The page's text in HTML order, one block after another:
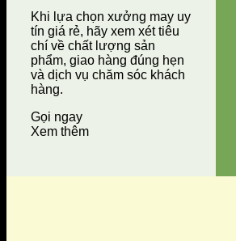
Khi lựa chọn xưởng may uy
tín giá rẻ, hãy xem xét tiêu
chí về chất lượng sản
phẩm, giao hàng đúng hẹn
và dịch vụ chăm sóc khách
hàng.
Gọi ngay
Xem thêm